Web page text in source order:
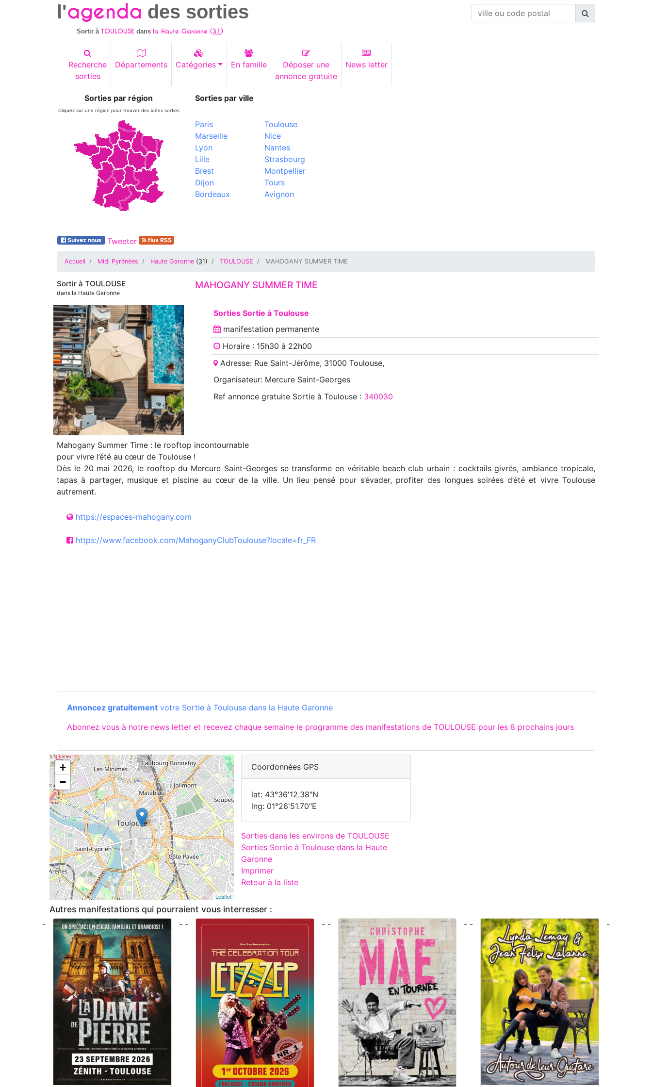
l'agenda des sorties
Sortir àTOULOUSE dans la Haute Garonne (31)
Recherche
sorties
Départements Catégories En famille
Déposer une
annonce gratuite
News letter
Sorties par région
Cliquez sur une région pour trouver des idées sorties
Sorties par ville
Paris
Marseille
Lyon
Lille
Brest
Dijon
Bordeaux
Toulouse
Nice
Nantes
Strasbourg
Montpellier
Tours
Avignon
Suivez nous Tweeter flux RSS
Accueil Midi Pyrénées Haute Garonne (31) TOULOUSE MAHOGANY SUMMER TIME
Sortir à TOULOUSE
dans la Haute Garonne
MAHOGANY SUMMER TIME
Sorties Sortie à Toulouse
manifestation permanente
Horaire : 15h30 à 22h00
Adresse: Rue Saint-Jérôme, 31000 Toulouse,
Organisateur: Mercure Saint-Georges
Ref annoncegratuite Sortie à Toulouse : 340030
Mahogany Summer Time : le rooftop incontournable
pour vivre l’été au cœur de Toulouse !
Dès le 20 mai 2026, le rooftop du Mercure Saint-Georges se transforme en véritable beach club urbain : cocktails givrés, ambiance tropicale,
tapas à partager, musique et piscine au cœur de la ville. Un lieu pensé pour s’évader, profiter des longues soirées d’été et vivre Toulouse
autrement.
https://espaces-mahogany.com
https://www.facebook.com/MahoganyClubToulouse?locale=fr_FR
Annoncez gratuitement votre Sortie à Toulouse dans la Haute Garonne
Abonnez vous à notre news letter et recevez chaque semaine le programme des manifestations de TOULOUSE pour les 8 prochains jours
+
−
Leaflet
Coordonnées GPS
lat: 43°36'12.38"N
lng: 01°26'51.70"E
Sorties dans les environs de TOULOUSE
Sorties Sortie à Toulouse dans la Haute
Garonne
Imprimer
Retour à la liste
Autres manifestations qui pourraient vous interresser :
- - - - - - - -